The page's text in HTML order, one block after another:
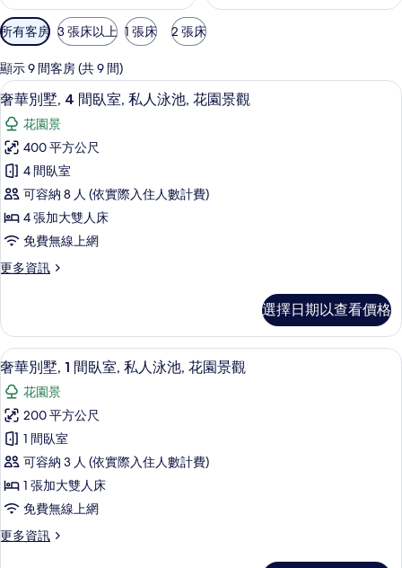
可
用
的
客
房
篩
選
條
件
所有客房 3 張床以上 1 張床 2 張床
顯示 9 間客房 (共 9 間)
顯
示
奢
華
別
墅,
4
間
臥
私
人
泳
池,
花
園
景
觀
的
所
奢華別墅, 4 間臥室, 私人泳池, 花園景
20
奢華別墅, 4 間臥室, 私人泳池, 花園景觀
花園景
400 平方公尺
4 間臥室
可容納 8 人 (依實際入住人數計費)
4 張加大雙人床
免費無線上網
更多資訊
更
別
墅,
4
間
臥
室,
私
人
泳
池,
花
園
觀
選擇日期以查看價格
顯
示
奢
華
別
墅,
1
間
臥
1 間臥室、高級寢具、客房內保險箱、
15
奢華別墅, 1 間臥室, 私人泳池, 花園景觀
花園景
200 平方公尺
1 間臥室
可容納 3 人 (依實際入住人數計費)
1 張加大雙人床
免費無線上網
更多資訊
更